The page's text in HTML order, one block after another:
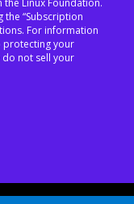
Linux Foundation.
“Subscription
For information
protecting your
do not sell your